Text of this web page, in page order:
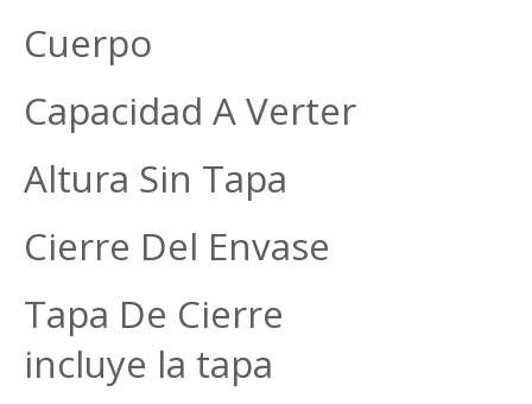
Cuerpo 44,5
Capacidad A Verter
Altura Sin Tapa
Cierre Del Envase
Tapa De Cierre La
incluye la tapa